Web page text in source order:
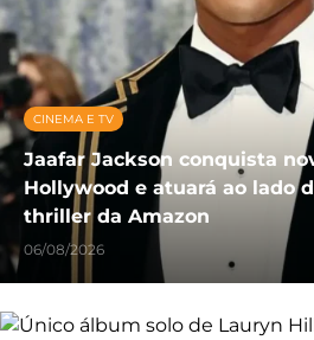
CINEMA E TV
Jaafar Jackson conquista
Hollywood e atuará ao lado
thriller da Amazon
06/08/2026